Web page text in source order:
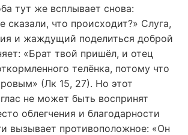
тут же всплывает снова:
сказали, что происходит?» Слуга,
и жаждущий поделиться доброй
«Брат твой пришёл, и отец
телёнка, потому что
(Лк 15, 27). Но этот
не может быть воспринят
облегчения и благодарности
вызывает противоположное: «Он